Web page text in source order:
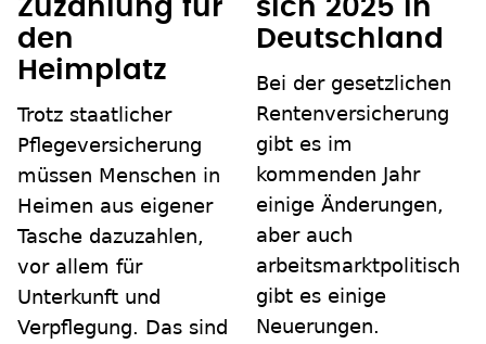
Zuzahlung für
den
Heimplatz
Trotz staatlicher
Pflegeversicherung
müssen Menschen in
Heimen aus eigener
Tasche dazuzahlen,
vor allem für
Unterkunft und
Verpflegung. Das sind
sich 2025 in
Deutschland
Bei der gesetzlichen
Rentenversicherung
gibt es im
kommenden Jahr
einige Änderungen,
aber auch
arbeitsmarktpolitisch
gibt es einige
Neuerungen.